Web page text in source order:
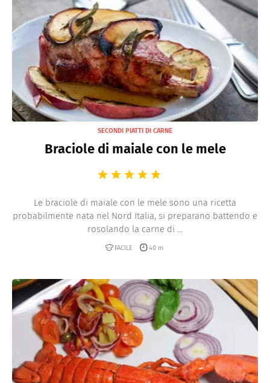
SECONDI PIATTI DI CARNE
Braciole di maiale con le mele
Le braciole di maiale con le mele sono una ricetta
probabilmente nata nel Nord Italia, si preparano battendo e
rosolando la carne di ...
FACILE 40 m